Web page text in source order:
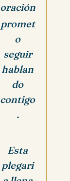
oración
promet
o
seguir
hablan
do
contigo
.
Esta
plegari